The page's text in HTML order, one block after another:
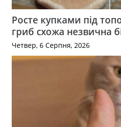
Росте купками під
гриб схожа незвична
Четвер, 6 Серпня, 2026